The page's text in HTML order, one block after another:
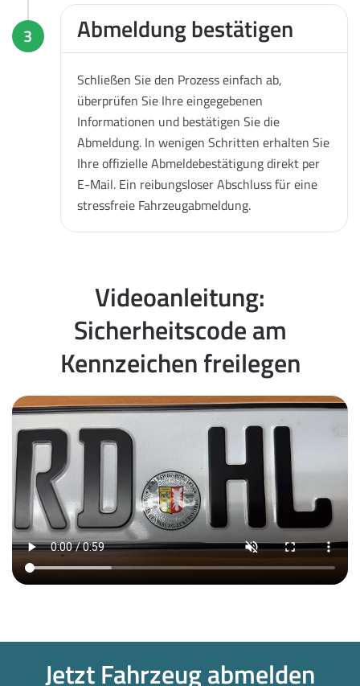
3 Abmeldung bestätigen
Schließen Sie den Prozess einfach ab,
überprüfen Sie Ihre eingegebenen
Informationen und bestätigen Sie die
Abmeldung. In wenigen Schritten erhalten Sie
Ihre offizielle Abmeldebestätigung direkt per
E-Mail. Ein reibungsloser Abschluss für eine
stressfreie Fahrzeugabmeldung.
Videoanleitung:
Sicherheitscode am
Kennzeichen freilegen
Jetzt Fahrzeug abmelden